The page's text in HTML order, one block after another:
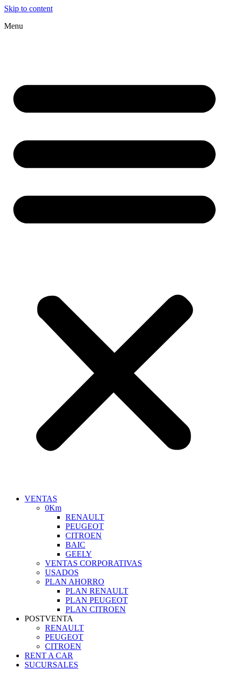
Skip to content
Menu
VENTAS
0Km
RENAULT
PEUGEOT
CITROEN
BAIC
GEELY
VENTAS CORPORATIVAS
USADOS
PLAN AHORRO
PLAN RENAULT
PLAN PEUGEOT
PLAN CITROEN
POSTVENTA
RENAULT
PEUGEOT
CITROEN
RENT A CAR
SUCURSALES